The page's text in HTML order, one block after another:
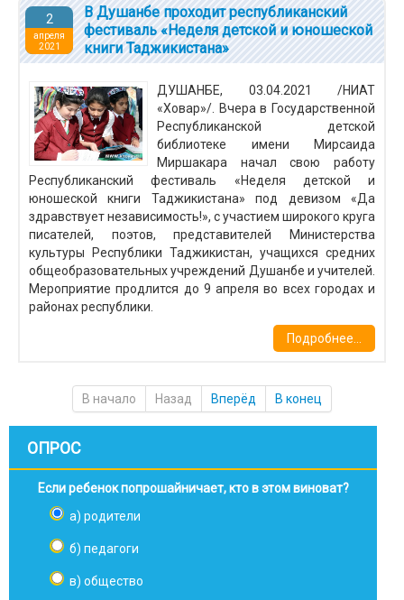
2
апреля
2021
В Душанбе проходит республиканский
фестиваль «Неделя детской и юношеской
книги Таджикистана»
ДУШАНБЕ, 03.04.2021 /НИАТ
«Ховар»/. Вчера в Государственной
Республиканской детской
библиотеке имени Мирсаида
Миршакара начал свою работу
Республиканский фестиваль «Неделя детской и
юношеской книги Таджикистана» под девизом «Да
здравствует независимость!», с участием широкого круга
писателей, поэтов, представителей Министерства
культуры Республики Таджикистан, учащихся средних
общеобразовательных учреждений Душанбе и учителей.
Мероприятие продлится до 9 апреля во всех городах и
районах республики.
Подробнее...
В начало Назад Вперёд В конец
ОПРОС
Если ребенок попрошайничает, кто в этом виноват?
а) родители
б) педагоги
в) общество